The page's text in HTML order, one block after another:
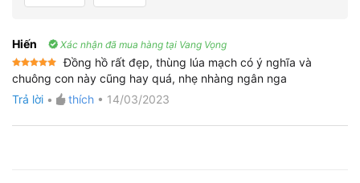
Hiến Xác nhận đã mua hàng tại Vang Vọng
Được xếp
hạng5 5
sao
Đồng hồ rất đẹp, thùng lúa mạch có ý nghĩa và
chuông con này cũng hay quá, nhẹ nhàng ngân nga
Trả lời • thích • 14/03/2023